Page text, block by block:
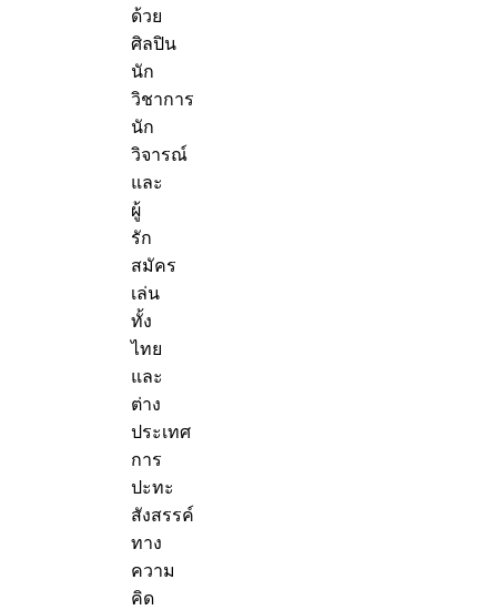
ด้วย
ศิลปิน
นัก
วิชาการ
นัก
วิจารณ์
และ
ผู้
รัก
สมัคร
เล่น
ทั้ง
ไทย
และ
ต่าง
ประเทศ
การ
ปะทะ
สังสรรค์
ทาง
ความ
คิด